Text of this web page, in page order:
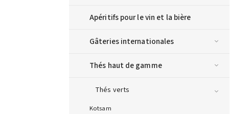
Apéritifs pour le vin et la bière
Gâteries internationales
Thés haut de gamme
Thés verts
Kotsam